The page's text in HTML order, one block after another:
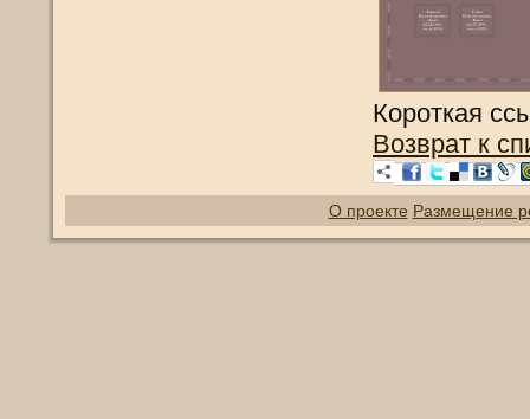
Короткая
Возврат к
О проекте Размещение